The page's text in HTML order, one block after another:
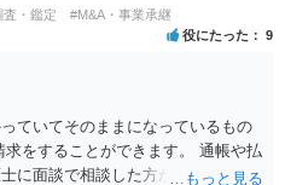
・鑑定 #M&A・事業承継
役にたった 9
ていてそのままになっているもの
をすることができます。 通帳や払
に面談で相談した方がよいと思い